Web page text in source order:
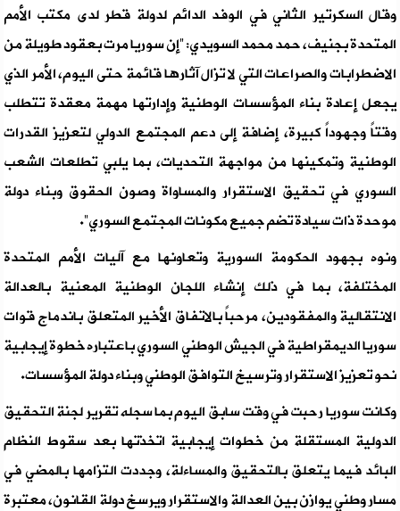
وقال السكرتير الثاني في الوفد الدائم لدولة قطر لدى مكتب الأمم
المتحدة بجنيف، حمد محمد السويدي: “إن سوريا مرت بعقود طويلة من
الاضطرابات والصراعات التي لا تزال آثارها قائمة حتى اليوم، الأمر الذي
يجعل إعادة بناء المؤسسات الوطنية وإدارتها مهمة معقدة تتطلب
وقتاً وجهوداً كبيرة، إضافة إلى دعم المجتمع الدولي لتعزيز القدرات
الوطنية وتمكينها من مواجهة التحديات، بما يلبي تطلعات الشعب
السوري في تحقيق الاستقرار والمساواة وصون الحقوق وبناء دولة
موحدة ذات سيادة تضم جميع مكونات المجتمع السوري”.
ونوه بجهود الحكومة السورية وتعاونها مع آليات الأمم المتحدة
المختلفة، بما في ذلك إنشاء اللجان الوطنية المعنية بالعدالة
الانتقالية والمفقودين، مرحباً بالاتفاق الأخير المتعلق باندماج قوات
سوريا الديمقراطية في الجيش الوطني السوري باعتباره خطوة إيجابية
نحو تعزيز الاستقرار وترسيخ التوافق الوطني وبناء دولة المؤسسات.
وكانت سوريا رحبت في وقت سابق اليوم بما سجله تقرير لجنة التحقيق
الدولية المستقلة من خطوات إيجابية اتخذتها بعد سقوط النظام
البائد فيما يتعلق بالتحقيق والمساءلة، وجددت التزامها بالمضي في
مسار وطني يوازن بين العدالة والاستقرار ويرسخ دولة القانون، معتبرة